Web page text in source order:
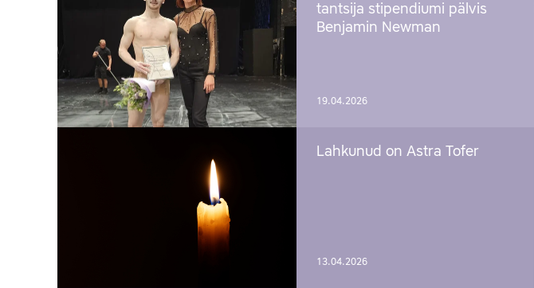
tantsija stipendiumi pälvis
Benjamin Newman
19.04.2026
Lahkunud on Astra Tofer
13.04.2026